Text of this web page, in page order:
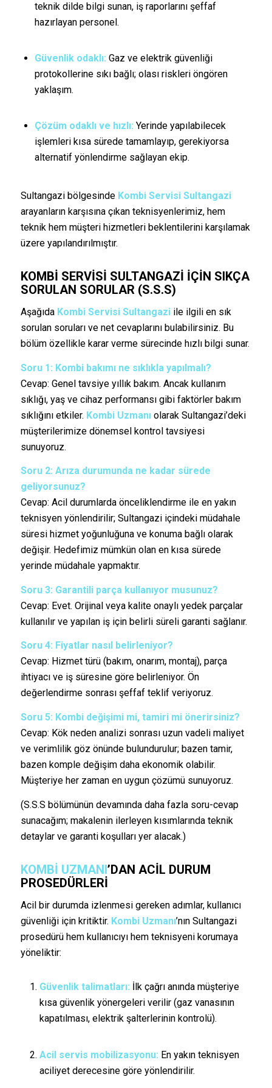
teknik dilde bilgi sunan, iş raporlarını şeffaf
hazırlayan personel.
Güvenlik odaklı: Gaz ve elektrik güvenliği
protokollerine sıkı bağlı; olası riskleri öngören
yaklaşım.
Çözüm odaklı ve hızlı: Yerinde yapılabilecek
işlemleri kısa sürede tamamlayıp, gerekiyorsa
alternatif yönlendirme sağlayan ekip.
Sultangazi bölgesinde Kombi Servisi Sultangazi
arayanların karşısına çıkan teknisyenlerimiz, hem
teknik hem müşteri hizmetleri beklentilerini karşılamak
üzere yapılandırılmıştır.
KOMBI SERVISI SULTANGAZI IÇIN SIKÇA
SORULAN SORULAR (S.S.S)
Aşağıda Kombi Servisi Sultangaziile ilgili en sık
sorulan soruları ve net cevaplarını bulabilirsiniz. Bu
bölüm özellikle karar verme sürecinde hızlı bilgi sunar.
Soru 1: Kombi bakımı ne sıklıkla yapılmalı?
Cevap: Genel tavsiye yıllık bakım. Ancak kullanım
sıklığı, yaş ve cihaz performansı gibi faktörler bakım
sıklığını etkiler. Kombi Uzmanıolarak Sultangazi’deki
müşterilerimize dönemsel kontrol tavsiyesi
sunuyoruz.
Soru 2: Arıza durumunda ne kadar sürede
geliyorsunuz?
Cevap: Acil durumlarda önceliklendirme ile en yakın
teknisyen yönlendirilir; Sultangazi içindeki müdahale
süresi hizmet yoğunluğuna ve konuma bağlı olarak
değişir. Hedefimiz mümkün olan en kısa sürede
yerinde müdahale yapmaktır.
Soru 3: Garantili parça kullanıyor musunuz?
Cevap: Evet. Orijinal veya kalite onaylı yedek parçalar
kullanılır ve yapılan iş için belirli süreli garanti sağlanır.
Soru 4: Fiyatlar nasıl belirleniyor?
Cevap: Hizmet türü (bakım, onarım, montaj), parça
ihtiyacı ve iş süresine göre belirleniyor. Ön
değerlendirme sonrası şeffaf teklif veriyoruz.
Soru 5: Kombi değişimi mi, tamiri mi önerirsiniz?
Cevap: Kök neden analizi sonrası uzun vadeli maliyet
ve verimlilik göz önünde bulundurulur; bazen tamir,
bazen komple değişim daha ekonomik olabilir.
Müşteriye her zaman en uygun çözümü sunuyoruz.
(S.S.S bölümünün devamında daha fazla soru-cevap
sunacağım; makalenin ilerleyen kısımlarında teknik
detaylar ve garanti koşulları yer alacak.)
KOMBI UZMANI’DAN ACIL DURUM
PROSEDÜRLERI
Acil bir durumda izlenmesi gereken adımlar, kullanıcı
güvenliği için kritiktir. Kombi Uzmanı’nın Sultangazi
prosedürü hem kullanıcıyı hem teknisyeni korumaya
yöneliktir:
Güvenlik talimatları: İlk çağrı anında müşteriye
kısa güvenlik yönergeleri verilir (gaz vanasının
kapatılması, elektrik şalterlerinin kontrolü).
Acil servis mobilizasyonu: En yakın teknisyen
aciliyet derecesine göre yönlendirilir.